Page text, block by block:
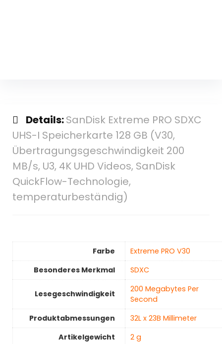
Details:SanDisk Extreme PRO SDXC
UHS-I Speicherkarte 128 GB (V30,
Übertragungsgeschwindigkeit 200
MB/s, U3, 4K UHD Videos, SanDisk
QuickFlow-Technologie,
temperaturbeständig)
Farbe
‎Extreme PRO V30
Besonderes Merkmal
‎SDXC
Lesegeschwindigkeit
‎200 Megabytes Per
Second
Produktabmessungen
‎32L x 23B Millimeter
Artikelgewicht
‎2 g